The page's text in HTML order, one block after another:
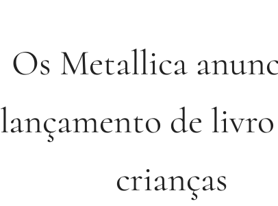
Os Metallica
lançamento de
crianças